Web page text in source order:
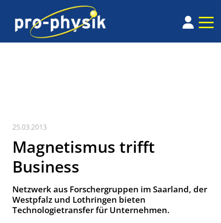
25.03.2013
Magnetismus trifft
Business
Netzwerk aus Forschergruppen im Saarland, der
Westpfalz und Lothringen bieten
Technologietransfer für Unternehmen.